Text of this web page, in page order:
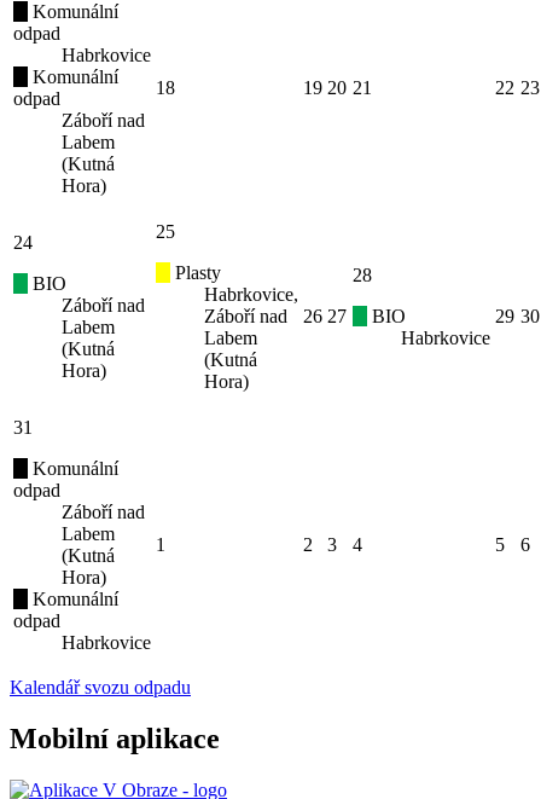
Komunální
odpad
Habrkovice
Komunální
odpad
Záboří nad
Labem
(Kutná
Hora)
18 19 20 21 22 23
24
BIO
Záboří nad
Labem
(Kutná
Hora)
25
Plasty
Habrkovice,
Záboří nad
Labem
(Kutná
Hora)
26 27
28
BIO
Habrkovice
29 30
31
Komunální
odpad
Záboří nad
Labem
(Kutná
Hora)
Komunální
odpad
Habrkovice
1 2 3 4 5 6
Kalendář svozu odpadu
Mobilní aplikace